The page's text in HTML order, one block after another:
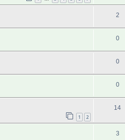
2
0
0
0
1 2
14
3